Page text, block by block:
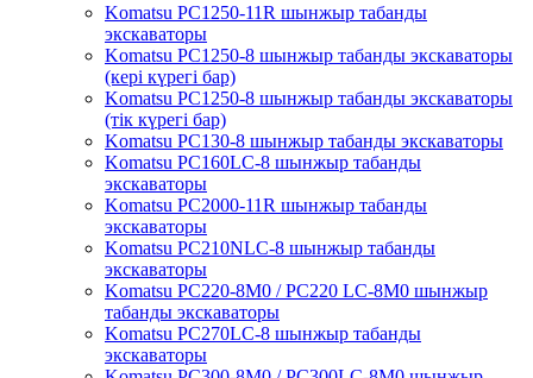
Komatsu PC1250-11R шынжыр табанды
экскаваторы
Komatsu PC1250-8 шынжыр табанды экскаваторы
(кері күрегі бар)
Komatsu PC1250-8 шынжыр табанды экскаваторы
(тік күрегі бар)
Komatsu PC130-8 шынжыр табанды экскаваторы
Komatsu PC160LC-8 шынжыр табанды
экскаваторы
Komatsu PC2000-11R шынжыр табанды
экскаваторы
Komatsu PC210NLC-8 шынжыр табанды
экскаваторы
Komatsu PC220-8M0 / PC220 LC-8M0 шынжыр
табанды экскаваторы
Komatsu PC270LC-8 шынжыр табанды
экскаваторы